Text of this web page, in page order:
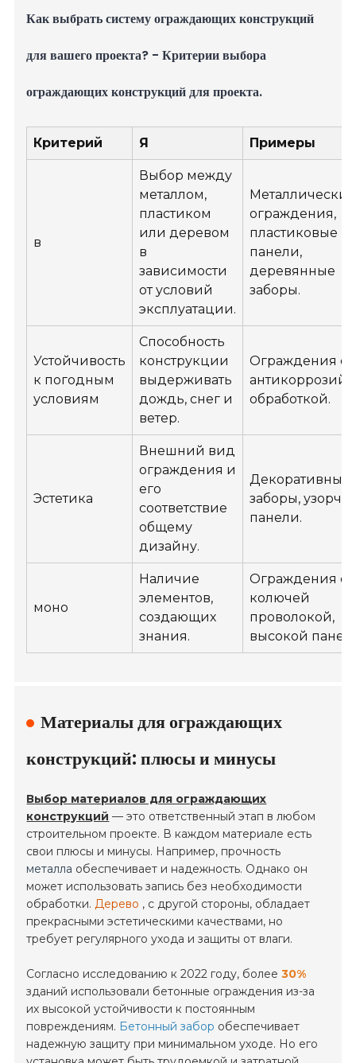
Как выбрать систему ограждающих конструкций
для вашего проекта? - Критерии выбора
ограждающих конструкций для проекта.
Критерий Я Примеры
в
Выбор между
металлом,
пластиком
или деревом
в
зависимости
от условий
эксплуатации.
Металлические
ограждения,
пластиковые
панели,
деревянные
заборы.
Устойчивость
к погодным
условиям
Способность
конструкции
выдерживать
дождь, снег и
ветер.
Ограждения с
обработкой.
Эстетика
Внешний вид
ограждения и
его
соответствие
общему
дизайну.
Декоративные
заборы,
панели.
моно
Наличие
элементов,
создающих
знания.
Ограждения с
колючей
проволокой,
высокой
Материалы для ограждающих
конструкций: плюсы и минусы
Выбор материалов для ограждающих
конструкций — это ответственный этап в любом
строительном проекте. В каждом материале есть
свои плюсы и минусы. Например, прочность
металла обеспечивает и надежность. Однако он
может использовать запись без необходимости
обработки. Дерево , с другой стороны, обладает
прекрасными эстетическими качествами, но
требует регулярного ухода и защиты от влаги.
Согласно исследованию к 2022 году, более30%
зданий использовали бетонные ограждения из-за
их высокой устойчивости к постоянным
повреждениям. Бетонный забор обеспечивает
надежную защиту при минимальном уходе. Но его